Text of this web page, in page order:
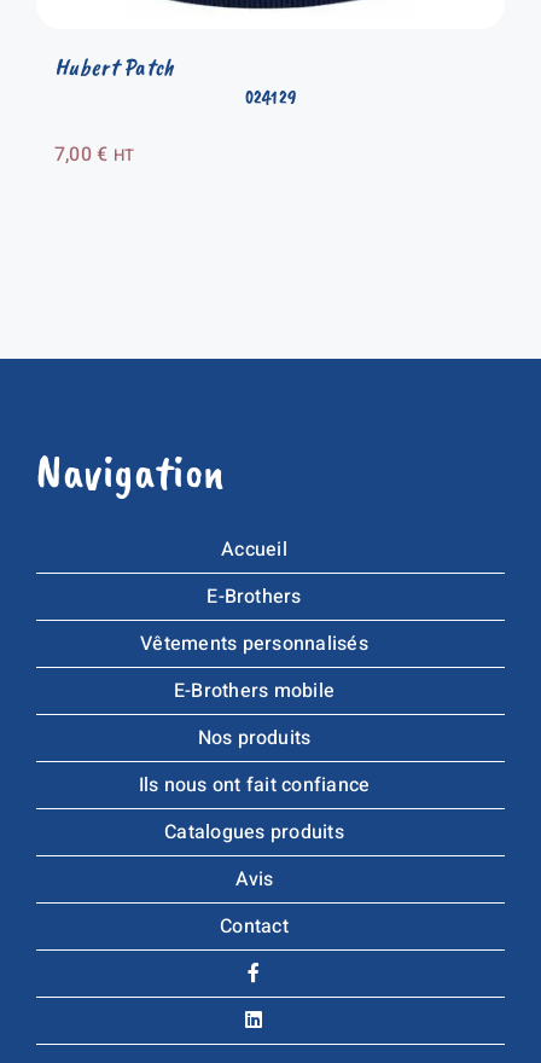
024129
Hubert Patch
7,00€ HT
Navigation
Accueil
E-Brothers
Vêtements personnalisés
E-Brothers mobile
Nos produits
Ils nous ont fait confiance
Catalogues produits
Avis
Contact